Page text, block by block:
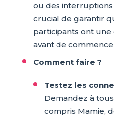
ou des
crucial de garantir
participants ont une
avant de
Comment faire ?
Testez les
Demandez à
compris Mamie,